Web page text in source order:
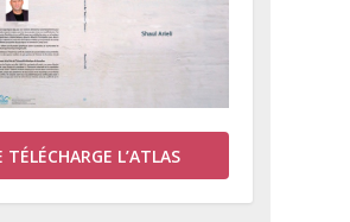
TÉLÉCHARGE L’ATLAS